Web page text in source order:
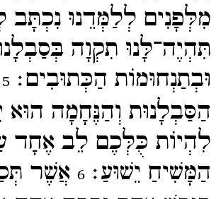
מִלְּפָנִים לְלַמְּדֵנוּ נִכְתָּב
תִּהְיֶה־​לָּנוּ תִקְוָה
וּבְתַנְחוּמוֹת הַכְּתוּבִים׃5
הַסַּבְלָנוּת וְהַנֶּחָמָה הוּא
לִהְיוֹת כֻּלְּכֶם לֵב אֶחָד
הַמָּשִׁיחַ יֵשׁוּעַ׃6 אֲשֶׁר